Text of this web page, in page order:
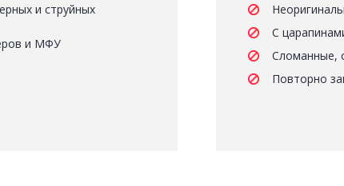
и струйных
и МФУ
С
Сломанные,
Повторно